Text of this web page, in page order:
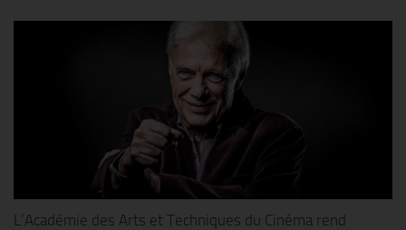
L’Académie des Arts et Techniques du Cinéma rend